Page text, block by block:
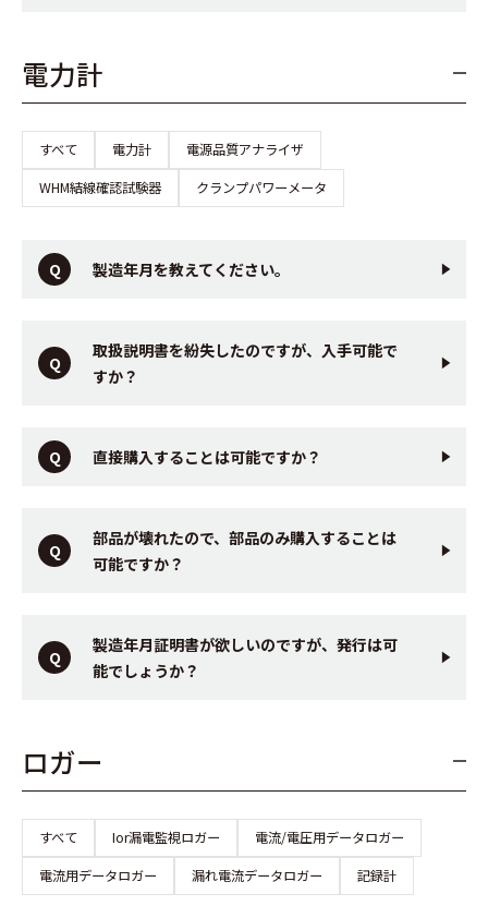
電力計
すべて 電力計
電源品質アナライザ
WHM結線確認試験器
クランプパワーメータ
製造年月を教えてください。
取扱説明書を紛失したのですが、入手可能で
すか？
直接購入することは可能ですか？
部品が壊れたので、部品のみ購入することは
可能ですか？
製造年月証明書が欲しいのですが、発行は可
能でしょうか？
ロガー
すべて Ior漏電監視ロガー
電流/電圧用データロガー
電流用データロガー
漏れ電流データロガー 記録計